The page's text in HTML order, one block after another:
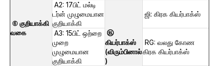
⑥ குறியாக்கி
வகை
A2: 17பிட் மல்டி
டர்ன் முழுமையான
குறியாக்கி
⑪
கியர்பாக்ஸ்
(விரும்பினால்
)
ஜி: கிரக கியர்பாக்ஸ்
A3: 15பிட் ஒற்றை
முறை
முழுமையான
குறியாக்கி
RG: வலது கோண
கிரக கியர்பாக்ஸ்